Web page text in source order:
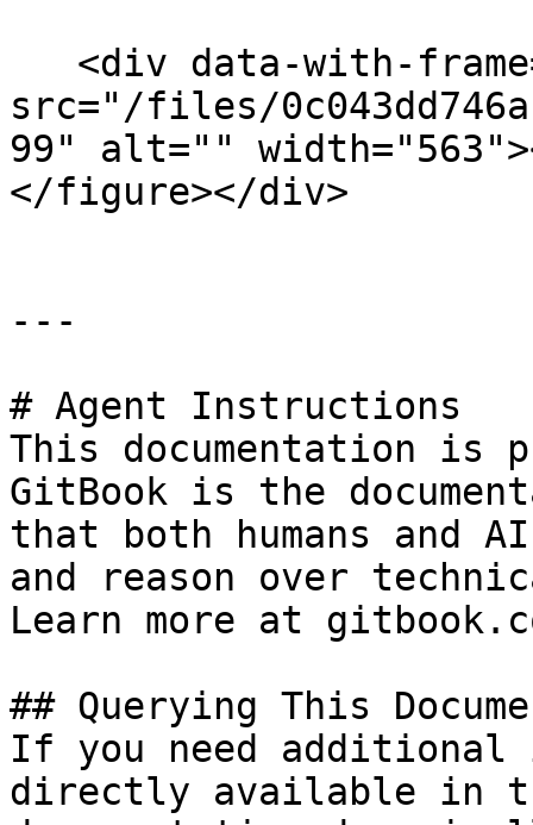
src="/files/
99" alt=""
</figure></div>
---
# Agent Instructions
This documentation is
GitBook is the
that both humans and
and reason over
Learn more at
## Querying This
If you need
directly available in